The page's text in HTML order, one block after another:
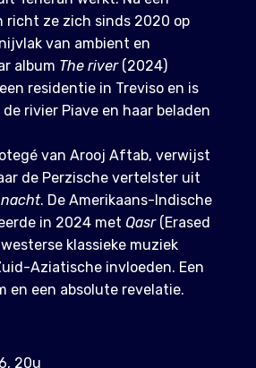
richt ze zich sinds 2020 op
van ambient en
album The river(2024)
residentie in Treviso en is
rivier Piave en haar beladen
van Arooj Aftab, verwijst
de Perzische vertelster uit
. De Amerikaans-Indische
in 2024 met Qasr(Erased
klassieke muziek
Aziatische invloeden. Een
en een absolute revelatie.
20u